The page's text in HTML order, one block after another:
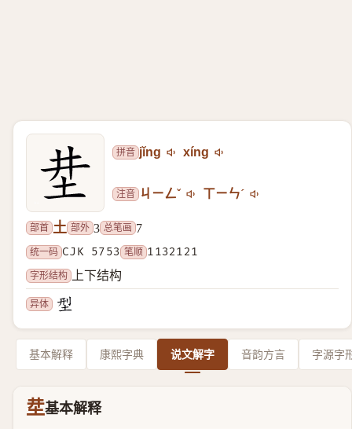
拼音 jǐng xínɡ
注音 ㄐㄧㄥˇ ㄒㄧㄣˊ
部首 土 部外 3 总笔画 7
统一码 CJK 5753 笔顺 1132121
字形结构
上下结构
异体
基本解释 康熙字典 说文解字 音韵方言 字源字
坓基本解释